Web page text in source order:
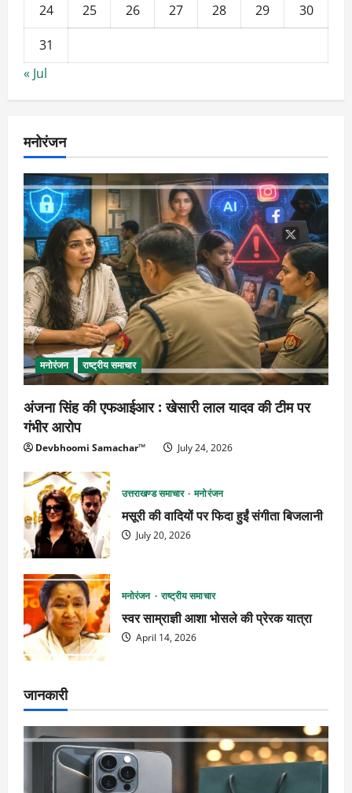
24
25 26 27 28 29
30
31
« Jul
मनोरंजन
मनोरंजन राष्ट्रीय समाचार
अंजना सिंह की एफआईआर : खेसारी लाल यादव की टीम पर
गंभीर आरोप
Devbhoomi Samachar™ July 24, 2026
उत्तराखण्ड समाचार मनोरंजन
मसूरी की वादियों पर फिदा हुईं संगीता बिजलानी
July 20, 2026
मनोरंजन राष्ट्रीय समाचार
स्वर साम्राज्ञी आशा भोसले की प्रेरक यात्रा
April 14, 2026
जानकारी